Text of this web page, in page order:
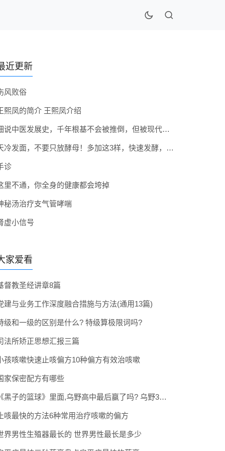
近更新
风败俗
熙凤的简介 王熙凤介绍
细说中医发展史，千年根基不会被推倒，但被现代医疗模式堵住出路
天冷发面，不要只放酵母！多加这3样，快速发酵，蓬松香软弹性十足
诊
里不通，你全身的健康都会垮掉
秘汤治疗支气管哮喘
虚小信号
家爱看
督教圣经讲章8篇
建与业务工作深度融合措施与方法(通用13篇)
级和一级的区别是什么? 特级算极限词吗?
法所矫正思想汇报三篇
孩咳嗽快速止咳偏方10种偏方有效治咳嗽
家保密配方有哪些
《黑子的篮球》里面,乌野高中最后赢了吗? 乌野3年拿到全国冠军了吗
咳最快的方法6种常用治疗咳嗽的偏方
界男性生殖器最长的 世界男性最长是多少